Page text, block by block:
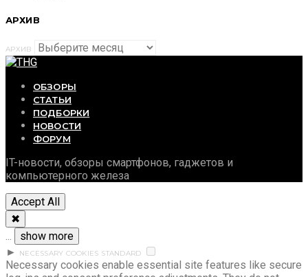
АРХИВ
АРХИВ
ОБЗОРЫ
СТАТЬИ
ПОДБОРКИ
НОВОСТИ
ФОРУМ
IT-новости, обзоры смартфонов, гаджетов и
компьютерного железа
Accept All
✖
...
show more
►
NECESSARY COOKIES STANDARD
Necessary cookies enable essential site features like secure